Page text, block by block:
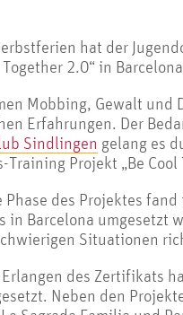
hat der
Together 2.0“ in
Mobbing, Gewalt
Erfahrungen. Der
Sindlingen gelang es
Training Projekt „Be
Phase des Projektes
in Barcelona umgesetzt
Situationen
des Zertifikats
Neben den